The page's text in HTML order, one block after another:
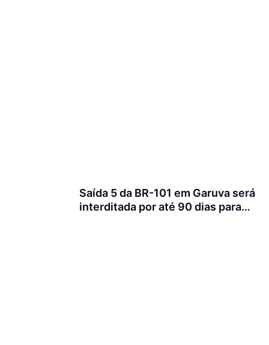
Saída 5 da BR-101 em Garuva será
interditada por até 90 dias para